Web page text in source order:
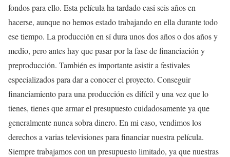
fondos para ello. Esta película ha tardado casi seis años en
hacerse, aunque no hemos estado trabajando en ella durante todo
ese tiempo. La producción en sí dura unos dos años o dos años y
medio, pero antes hay que pasar por la fase de financiación y
preproducción. También es importante asistir a festivales
especializados para dar a conocer el proyecto. Conseguir
financiamiento para una producción es difícil y una vez que lo
tienes, tienes que armar el presupuesto cuidadosamente ya que
generalmente nunca sobra dinero. En mi caso, vendimos los
derechos a varias televisiones para financiar nuestra película.
Siempre trabajamos con un presupuesto limitado, ya que nuestras